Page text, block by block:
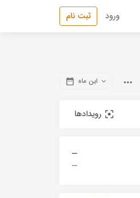
ورود ثبت نام
این ماه
رویدادها
—
—